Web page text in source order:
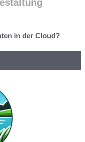
in der Cloud?